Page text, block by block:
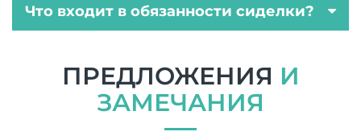
Что входит в обязанности сиделки?
ПРЕДЛОЖЕНИЯ И
ЗАМЕЧАНИЯ